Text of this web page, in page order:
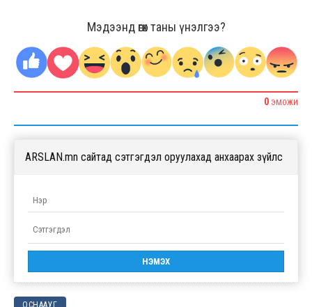
Мэдээнд өгөх таны үнэлгээ?
0 ЭМОЖИ
ARSLAN.mn сайтад сэтгэгдэл оруулахад анхаарах зүйлс
ОСНААУГ